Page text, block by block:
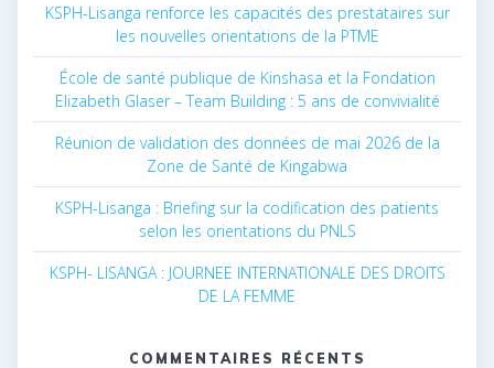
KSPH-Lisanga renforce les capacités des prestataires sur
les nouvelles orientations de la PTME
École de santé publique de Kinshasa et la Fondation
Elizabeth Glaser – Team Building : 5 ans de convivialité
Réunion de validation des données de mai 2026 de la
Zone de Santé de Kingabwa
KSPH-Lisanga : Briefing sur la codification des patients
selon les orientations du PNLS
KSPH- LISANGA : JOURNEE INTERNATIONALE DES DROITS
DE LA FEMME
COMMENTAIRES RÉCENTS